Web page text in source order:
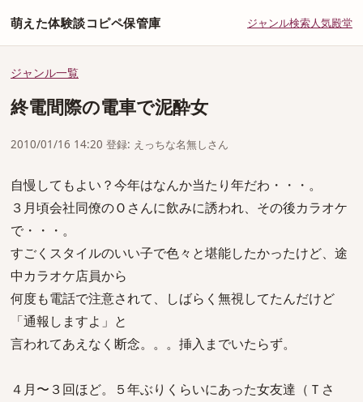
萌えた体験談コピペ保管庫 ジャンル検索人気殿堂
ジャンル一覧
終電間際の電車で泥酔女
2010/01/16 14:20 登録: えっちな名無しさん
自慢してもよい？今年はなんか当たり年だわ・・・。
３月頃会社同僚のＯさんに飲みに誘われ、その後カラオケ
で・・・。
すごくスタイルのいい子で色々と堪能したかったけど、途
中カラオケ店員から
何度も電話で注意されて、しばらく無視してたんだけど
「通報しますよ」と
言われてあえなく断念。。。挿入までいたらず。
４月〜３回ほど。５年ぶりくらいにあった女友達（Ｔさ